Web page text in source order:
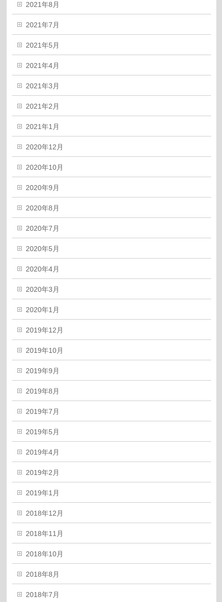
2021年8月
2021年7月
2021年5月
2021年4月
2021年3月
2021年2月
2021年1月
2020年12月
2020年10月
2020年9月
2020年8月
2020年7月
2020年5月
2020年4月
2020年3月
2020年1月
2019年12月
2019年10月
2019年9月
2019年8月
2019年7月
2019年5月
2019年4月
2019年2月
2019年1月
2018年12月
2018年11月
2018年10月
2018年8月
2018年7月